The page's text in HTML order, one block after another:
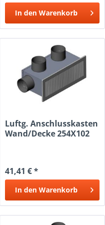
In den Warenkorb
Luftg. Anschlusskasten
Wand/Decke 254X102
41,41 € *
In den Warenkorb